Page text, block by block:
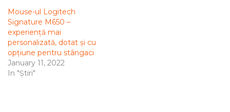
Mouse-ul Logitech
Signature M650 –
experiență mai
personalizată, dotat și cu
opțiune pentru stângaci
January 11, 2022
In "Știri"